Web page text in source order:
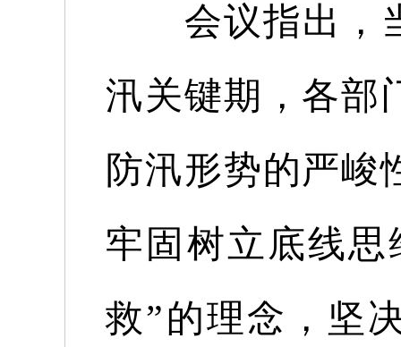
会议指出
汛关键期，各部
防汛形势的严峻
牢固树立底线
救”的理念，坚